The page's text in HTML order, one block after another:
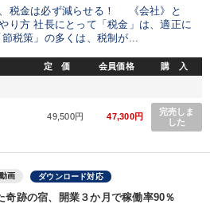
税金は必ず減らせる！ 《会社》と
り方 社長にとって「税金」は、適正に
税策」の多くは、税制が...
定 価 会員価格 購 入
49,500円 47,300円
完売しま
した
画 ダウンロード対応
奇跡の宿、開業３か月で稼働率90％